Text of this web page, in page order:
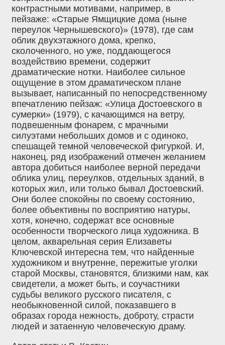
контрастными мотивами, например, в
пейзаже: «Старые Ямщицкие дома (ныне
переулок Чернышевского)» (1978), где сам
облик двухэтажного дома, крепко,
сколоченного, но уже, поддающегося
воздействию времени, содержит
драматические нотки. Наиболее сильное
ощущение в этом драматическом плане
вызывает, написанный по непосредственному
впечатлению пейзаж: «Улица Достоевского в
сумерки» (1979), с качающимся на ветру,
подвешенным фонарем, с мрачными
силуэтами небольших домов и с одиноко,
спешащей темной человеческой фигуркой. И,
наконец, ряд изображений отмечен желанием
автора добиться наиболее верной передачи
облика улиц, переулков, отдельных зданий, в
которых жил, или только бывал Достоевский.
Они более спокойны по своему состоянию,
более объективны по восприятию натуры,
хотя, конечно, содержат все основные
особенности творческого лица художника. В
целом, акварельная серия Елизаветы
Ключевской интересна тем, что найденные
художником и внутренне, пережитые уголки
старой Москвы, становятся, близкими нам, как
свидетели, а может быть, и соучастники
судьбы великого русского писателя, с
необыкновенной силой, показавшего в
образах города нежность, доброту, страсти
людей и затаенную человеческую драму.